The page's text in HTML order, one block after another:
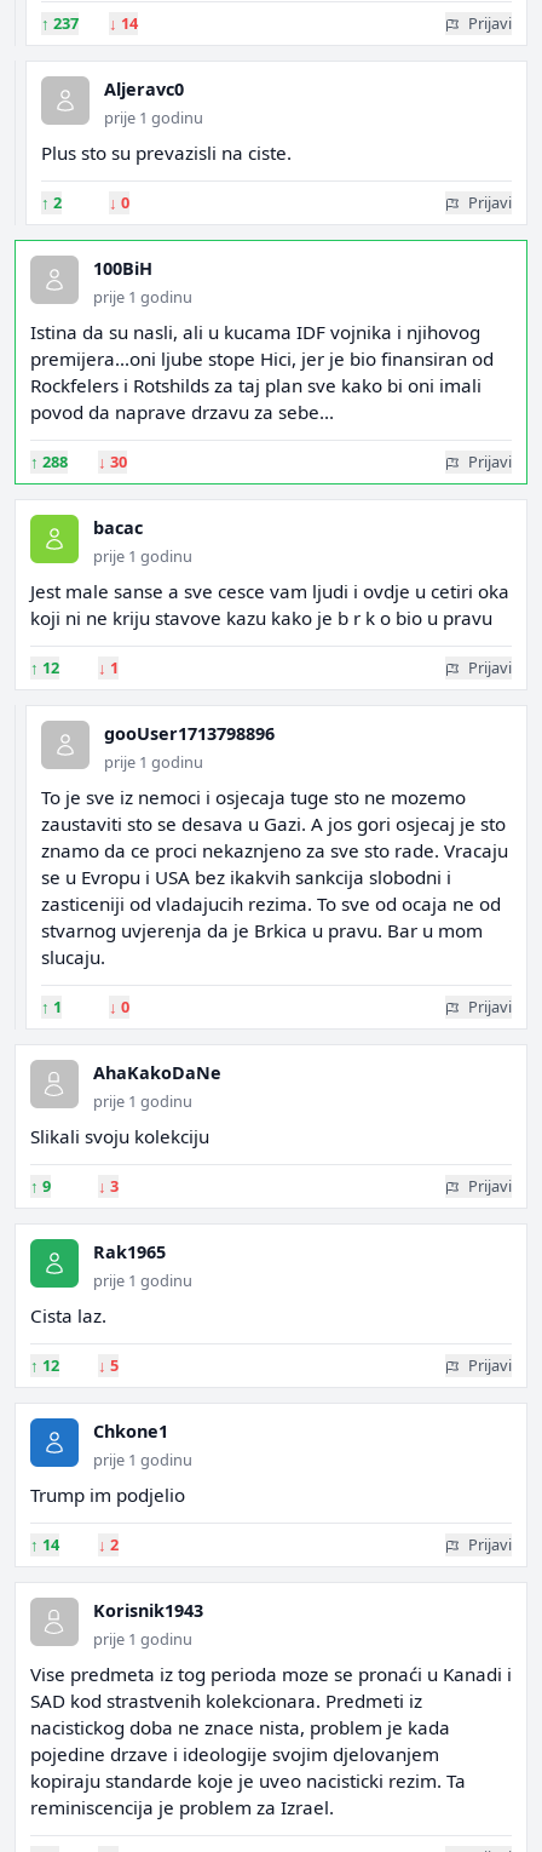
↑ 237 ↓ 14 Prijavi
Aljeravc0
prije 1 godinu
Plus sto su prevazisli na ciste.
↑ 2 ↓ 0 Prijavi
100BiH
prije 1 godinu
Istina da su nasli, ali u kucama IDF vojnika i njihovog
premijera...oni ljube stope Hici, jer je bio finansiran od
Rockfelers i Rotshilds za taj plan sve kako bi oni imali
povod da naprave drzavu za sebe...
↑ 288 ↓ 30 Prijavi
bacac
prije 1 godinu
Jest male sanse a sve cesce vam ljudi i ovdje u cetiri oka
koji ni ne kriju stavove kazu kako je b r k o bio u pravu
↑ 12 ↓ 1 Prijavi
gooUser1713798896
prije 1 godinu
To je sve iz nemoci i osjecaja tuge sto ne mozemo
zaustaviti sto se desava u Gazi. A jos gori osjecaj je sto
znamo da ce proci nekaznjeno za sve sto rade. Vracaju
se u Evropu i USA bez ikakvih sankcija slobodni i
zasticeniji od vladajucih rezima. To sve od ocaja ne od
stvarnog uvjerenja da je Brkica u pravu. Bar u mom
slucaju.
↑ 1 ↓ 0 Prijavi
AhaKakoDaNe
prije 1 godinu
Slikali svoju kolekciju
↑ 9 ↓ 3 Prijavi
Rak1965
prije 1 godinu
Cista laz.
↑ 12 ↓ 5 Prijavi
Chkone1
prije 1 godinu
Trump im podjelio
↑ 14 ↓ 2 Prijavi
Korisnik1943
prije 1 godinu
Vise predmeta iz tog perioda moze se pronaći u Kanadi i
SAD kod strastvenih kolekcionara. Predmeti iz
nacistickog doba ne znace nista, problem je kada
pojedine drzave i ideologije svojim djelovanjem
kopiraju standarde koje je uveo nacisticki rezim. Ta
reminiscencija je problem za Izrael.